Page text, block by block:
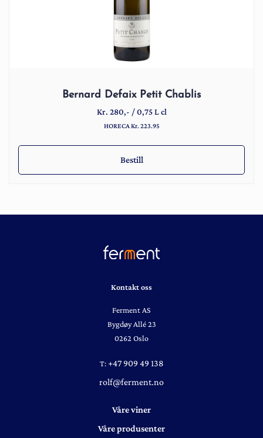
Bestill
Bernard Defaix Petit Chablis
Kr. 280,- /0,75 L cl
HORECA Kr. 223.95
Kontakt oss
Ferment AS
Bygdøy Allé 23
0262 Oslo
T: +47 909 49 138
rolf@ferment.no
Våre viner
Våre produsenter